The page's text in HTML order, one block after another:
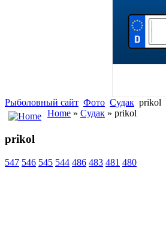
Рыболовный сайт Фото Судак prikol
Home » Судак » prikol
prikol
547 546 545 544 486 483 481 480